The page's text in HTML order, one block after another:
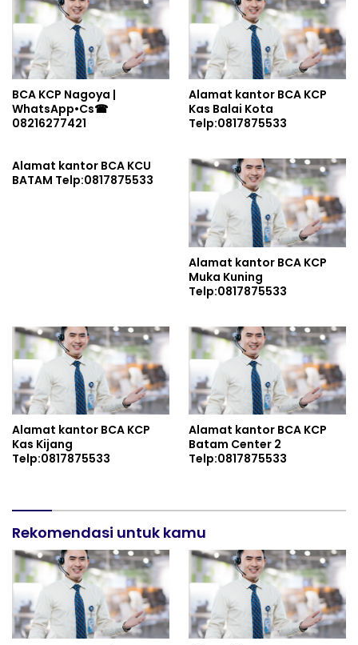
BCA KCP Nagoya |
WhatsApp•Cs☎
08216277421
Alamat kantor BCA KCP
Kas Balai Kota
Telp:0817875533
Alamat kantor BCA KCU
BATAM Telp:0817875533
Alamat kantor BCA KCP
Muka Kuning
Telp:0817875533
Alamat kantor BCA KCP
Kas Kijang
Telp:0817875533
Alamat kantor BCA KCP
Batam Center 2
Telp:0817875533
Rekomendasi untuk kamu